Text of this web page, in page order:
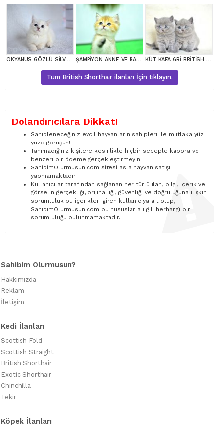
OKYANUS GÖZLÜ SİLVER POİNT BRİTİSH SHORTHAİR YAVRUMUZ ŞAMPİYON ANNE VE BABANI YAVRUSU NY11 GOLDEN BRİTİSH SHORTHAİR YAVRUMUZ KÜT KAFA GRİ BRİTİSH SHORTHAİR YAVRULARIMIZ
Tüm British Shorthair ilanları İçin tıklayın.
Dolandırıcılara Dikkat!
Sahipleneceğiniz evcil hayvanların sahipleri ile mutlaka yüz
yüze görüşün!
Tanımadığınız kişilere kesinlikle hiçbir sebeple kapora ve
benzeri bir ödeme gerçekleştirmeyin.
SahibimOlurmusun.com sitesi asla hayvan satışı
yapmamaktadır.
Kullanıcılar tarafından sağlanan her türlü ilan, bilgi, içerik ve
görselin gerçekliği, orijinalliği, güvenliği ve doğruluğuna ilişkin
sorumluluk bu içerikleri giren kullanıcıya ait olup,
SahibimOlurmusun.com bu hususlarla ilgili herhangi bir
sorumluluğu bulunmamaktadır.
Sahibim Olurmusun?
Hakkımızda
Reklam
İletişim
Kedi İlanları
Scottish Fold
Scottish Straight
British Shorthair
Exotic Shorthair
Chinchilla
Tekir
Köpek İlanları